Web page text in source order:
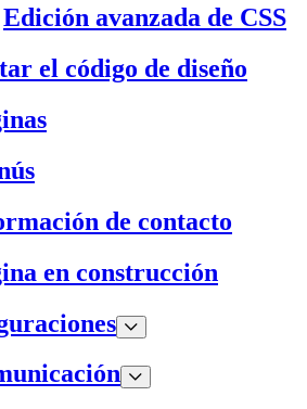
Edición avanzada de CSS
el código de diseño
de contacto
en construcción